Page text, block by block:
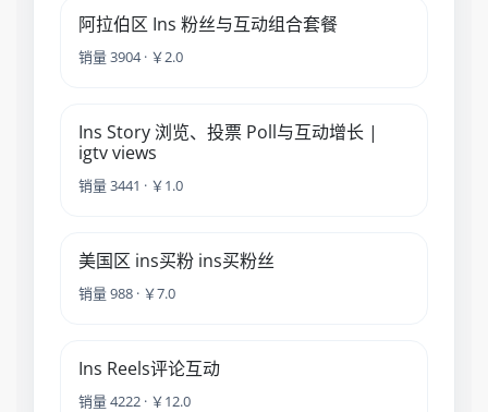
阿拉伯区 Ins 粉丝与互动组合套餐
销量 3904 · ￥2.0
Ins Story 浏览、投票 Poll与互动增长 |
igtv views
销量 3441 · ￥1.0
美国区 ins买粉 ins买粉丝
销量 988 · ￥7.0
Ins Reels评论互动
销量 4222 · ￥12.0